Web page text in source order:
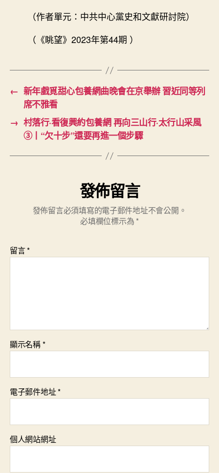
（作者單元：中共中心黨史和文獻研討院）
（《眺望》2023年第44期 ）
← 新年戲覓甜心包養網曲晚會在京舉辦 習近同等列
席不雅看
→ 村落行·看復興約包養網 再向三山行·太行山采風
③丨“欠十步”還要再進一個步驟
發佈留言
發佈留言必須填寫的電子郵件地址不會公開。
必填欄位標示為 *
留言*
顯示名稱*
電子郵件地址*
個人網站網址